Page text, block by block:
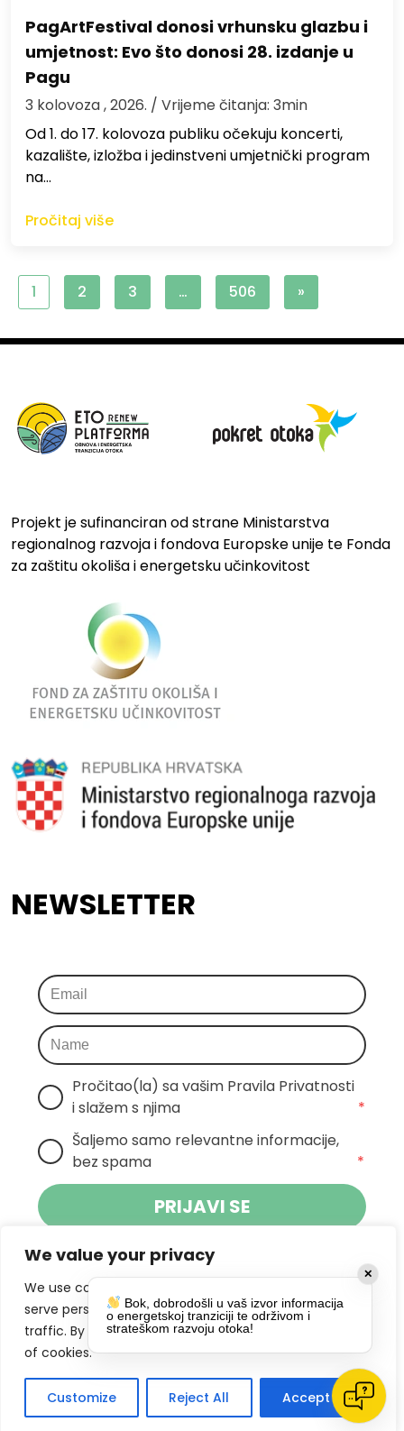
We value your privacy
We use cookies to enhance your browsing experience,
serve personalized ads or content, and analyze our
traffic. By clicking "Accept All", you consent to our use
of cookies.
Customize Reject All Accept All
PagArtFestival donosi vrhunsku glazbu i
umjetnost: Evo što donosi 28. izdanje u
Pagu
3 kolovoza , 2026. / Vrijeme čitanja: 3min
Od 1. do 17. kolovoza publiku očekuju koncerti,
kazalište, izložba i jedinstveni umjetnički program
na…
Pročitaj više
1 2 3 … 506 »
Projekt je sufinanciran od strane Ministarstva
regionalnog razvoja i fondova Europske unije te Fonda
za zaštitu okoliša i energetsku učinkovitost
NEWSLETTER
Pročitao(la) sa vašim Pravila Privatnosti
i slažem s njima
*
Šaljemo samo relevantne informacije,
bez spama
*
PRIJAVI SE
Klikom na gumb dajete suglasnost za
primanje novosti Pokreta Otoka te se
slažete spolitikom privatnosti.
DRUŠTVENE MREŽE
✕
Bok, dobrodošli u vaš izvor informacija
o energetskoj tranziciji te održivom i
strateškom razvoju otoka!